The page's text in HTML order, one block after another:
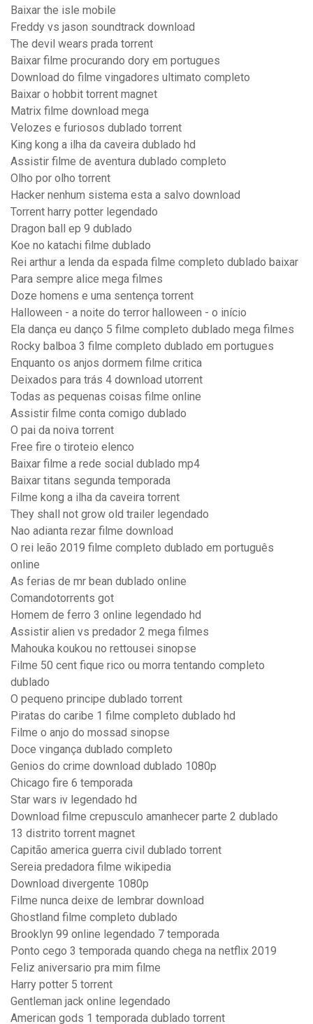
Baixar the isle mobile
Freddy vs jason soundtrack download
The devil wears prada torrent
Baixar filme procurando dory em portugues
Download do filme vingadores ultimato completo
Baixar o hobbit torrent magnet
Matrix filme download mega
Velozes e furiosos dublado torrent
King kong a ilha da caveira dublado hd
Assistir filme de aventura dublado completo
Olho por olho torrent
Hacker nenhum sistema esta a salvo download
Torrent harry potter legendado
Dragon ball ep 9 dublado
Koe no katachi filme dublado
Rei arthur a lenda da espada filme completo dublado baixar
Para sempre alice mega filmes
Doze homens e uma sentença torrent
Halloween - a noite do terror halloween - o início
Ela dança eu danço 5 filme completo dublado mega filmes
Rocky balboa 3 filme completo dublado em portugues
Enquanto os anjos dormem filme critica
Deixados para trás 4 download utorrent
Todas as pequenas coisas filme online
Assistir filme conta comigo dublado
O pai da noiva torrent
Free fire o tiroteio elenco
Baixar filme a rede social dublado mp4
Baixar titans segunda temporada
Filme kong a ilha da caveira torrent
They shall not grow old trailer legendado
Nao adianta rezar filme download
O rei leão 2019 filme completo dublado em português
online
As ferias de mr bean dublado online
Comandotorrents got
Homem de ferro 3 online legendado hd
Assistir alien vs predador 2 mega filmes
Mahouka koukou no rettousei sinopse
Filme 50 cent fique rico ou morra tentando completo
dublado
O pequeno principe dublado torrent
Piratas do caribe 1 filme completo dublado hd
Filme o anjo do mossad sinopse
Doce vingança dublado completo
Genios do crime download dublado 1080p
Chicago fire 6 temporada
Star wars iv legendado hd
Download filme crepusculo amanhecer parte 2 dublado
13 distrito torrent magnet
Capitão america guerra civil dublado torrent
Sereia predadora filme wikipedia
Download divergente 1080p
Filme nunca deixe de lembrar download
Ghostland filme completo dublado
Brooklyn 99 online legendado 7 temporada
Ponto cego 3 temporada quando chega na netflix 2019
Feliz aniversario pra mim filme
Harry potter 5 torrent
Gentleman jack online legendado
American gods 1 temporada dublado torrent